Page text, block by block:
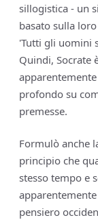
sillogistica - un
basato sulla
'Tutti gli uomini
Quindi, Socrate
profondo su
premesse.
Formulò anche
principio che
stesso tempo e
pensiero